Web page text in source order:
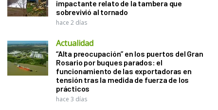
impactante relato de la tambera que
sobrevivió al tornado
hace 2 días
Actualidad
“Alta preocupación” en los puertos del Gran
Rosario por buques parados: el
funcionamiento de las exportadoras en
tensión tras la medida de fuerza de los
prácticos
hace 3 días